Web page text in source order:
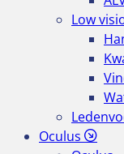
Low
Oculus